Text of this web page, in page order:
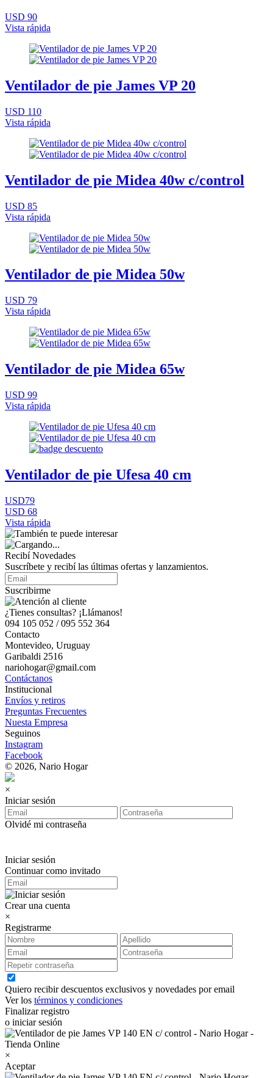
USD 90
Vista rápida
Ventilador de pie James VP 20
USD 110
Vista rápida
Ventilador de pie Midea 40w c/control
USD 85
Vista rápida
Ventilador de pie Midea 50w
USD 79
Vista rápida
Ventilador de pie Midea 65w
USD 99
Vista rápida
Ventilador de pie Ufesa 40 cm
USD79
USD 68
Vista rápida
Recibí Novedades
Suscríbete y recibí las últimas ofertas y lanzamientos.
Suscribirme
¿Tienes consultas? ¡Llámanos!
094 105 052 / 095 552 364
Contacto
Montevideo, Uruguay
Garibaldi 2516
nariohogar@gmail.com
Contáctanos
Institucional
Envíos y retiros
Preguntas Frecuentes
Nuesta Empresa
Seguinos
Instagram
Facebook
© 2026, Nario Hogar
×
Iniciar sesión
Olvidé mi contraseña
Iniciar sesión
Continuar como invitado
Crear una cuenta
×
Registrarme
Quiero recibir descuentos exclusivos y novedades por email
Ver los términos y condiciones
Finalizar registro
o iniciar sesión
×
Aceptar